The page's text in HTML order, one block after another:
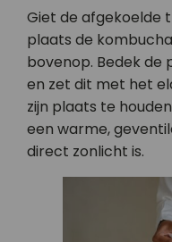
Giet de afgekoelde
plaats de
bovenop. Bedek de
en zet dit met het
zijn plaats te
een warme,
direct zonlicht is.